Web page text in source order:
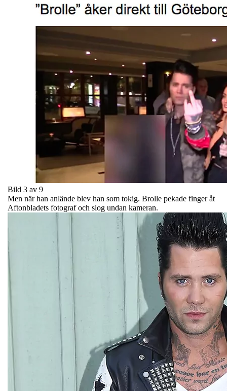
Bild 3 av 9
Men när han anlände blev han som tokig. Brolle pekade finger åt
Aftonbladets fotograf och slog undan kameran.